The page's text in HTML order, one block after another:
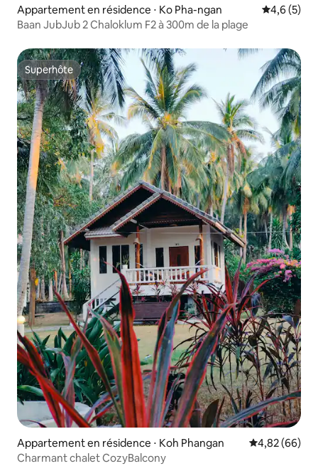
Appartement en résidence ⋅ Ko Pha-ngan Évaluation
4,6 (5)
Baan JubJub 2 Chaloklum F2 à 300m de la plage
Superhôte
Superhôte
Appartement en résidence ⋅ Koh Phangan Évaluation
4,82 (66)
Charmant chalet CozyBalcony